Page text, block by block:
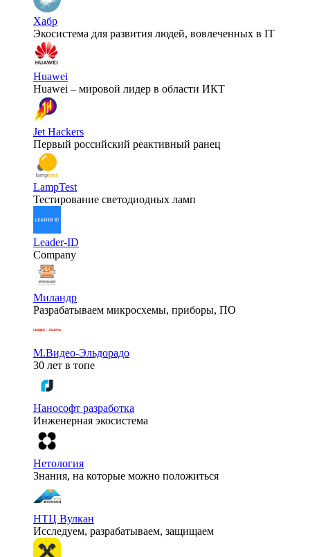
Хабр
Экосистема для развития людей, вовлеченных в IT
Huawei
Huawei – мировой лидер в области ИКТ
Jet Hackers
Первый российский реактивный ранец
LampTest
Тестирование светодиодных ламп
Leader-ID
Company
Миландр
Разрабатываем микросхемы, приборы, ПО
М.Видео-Эльдорадо
30 лет в топе
Нанософт разработка
Инженерная экосистема
Нетология
Знания, на которые можно положиться
НТЦ Вулкан
Исследуем, разрабатываем, защищаем